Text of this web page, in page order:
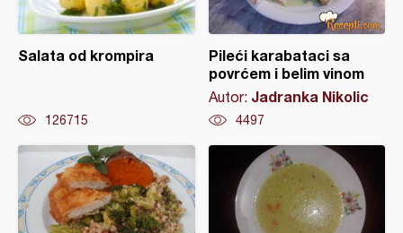
Salata od krompira
126715
Pileći karabataci sa
povrćem i belim vinom
Autor: Jadranka Nikolic
4497